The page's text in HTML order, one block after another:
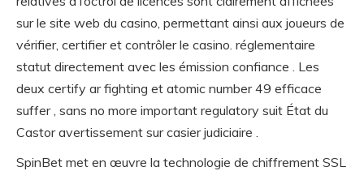
sur le site web du casino, permettant ainsi aux joueurs de
vérifier, certifier et contrôler le casino. réglementaire
statut directement avec les émission confiance . Les
deux certify ar fighting et atomic number 49 efficace
suffer , sans no more important regulatory suit État du
Castor avertissement sur casier judiciaire .
SpinBet met en œuvre la technologie de chiffrement SSL